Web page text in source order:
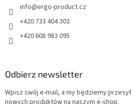
info@ergo-product.cz
+420 733 404 303
+420 608 983 095
Odbierz newsletter
Wpisz swój e-mail, a my będziemy
nowych produktów na naszym e-shop.